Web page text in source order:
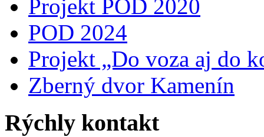
Projekt POD 2020
POD 2024
Projekt „Do voza aj do
Zberný dvor Kamenín
Rýchly kontakt